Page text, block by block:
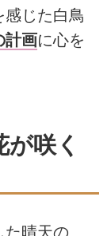
感じた白鳥
計画に心を
咲く
た晴天の